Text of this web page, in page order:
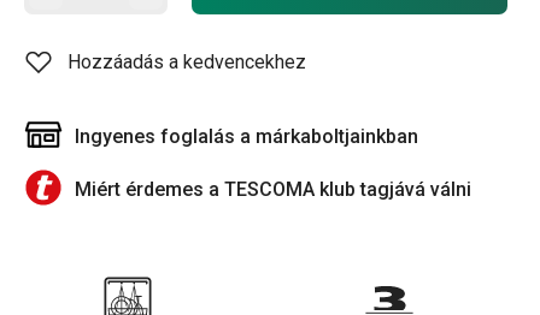
Hozzáadás a kedvencekhez
Ingyenes foglalás a márkaboltjainkban
Miért érdemes a TESCOMA klub tagjává válni